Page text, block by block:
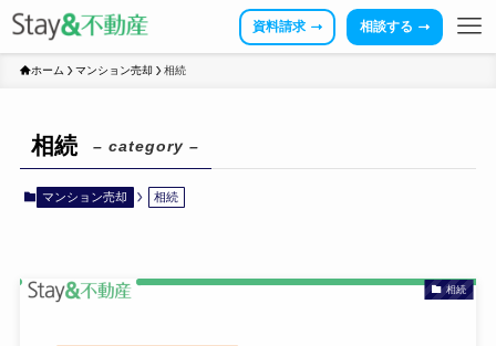
資料請求 相談する
ホーム マンション売却 相続
相続 – category –
マンション売却 相続
相続